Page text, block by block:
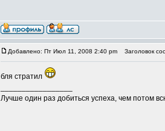
Добавлено: Пт Июл 11, 2008 2:40 pm Заголовок
бля стратил
Лучше один раз добиться успеха, чем потом